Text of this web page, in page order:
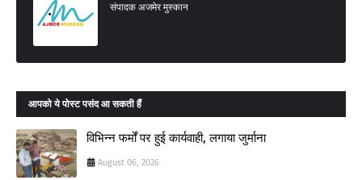
संपादक अजमेर मुस्कान
आपको ये पोस्ट पसंद आ सकती हैं
विभिन्न फर्मों पर हुई कार्यवाही, लगाया जुर्माना
August 06, 2026